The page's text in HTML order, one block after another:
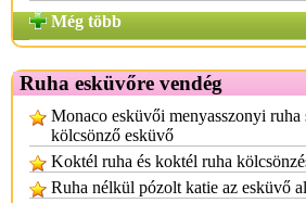
Még több
Ruha esküvőre vendég
Monaco esküvői menyasszonyi ruha
kölcsönző esküvő
Koktél ruha és koktél ruha
Ruha nélkül pózolt katie az esküvő